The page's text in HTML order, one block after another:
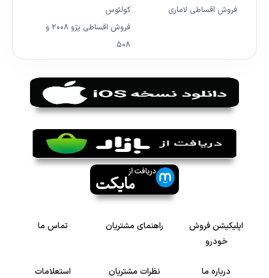
فروش اقساطی لاماری
کولئوس
فروش اقساطی پژو ۲۰۰۸ و
۵۰۸
اپلیکیشن فروش
خودرو
راهنمای مشتریان تماس ما
درباره ما نظرات مشتریان استعلامات